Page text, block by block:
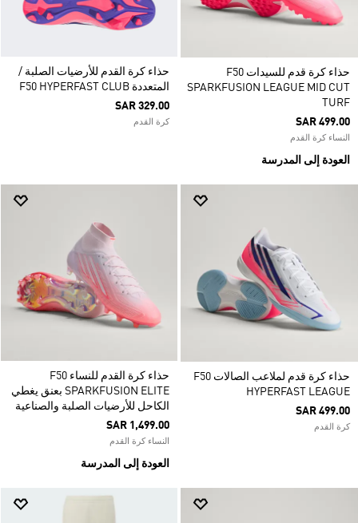
حذاء كرة قدم للسيدات F50
SPARKFUSION LEAGUE MID CUT
TURF
SAR 499.00
النساء كرة القدم
العودة إلى المدرسة
حذاء كرة القدم للأرضيات الصلبة /
المتعددة F50 HYPERFAST CLUB
SAR 329.00
كرة القدم
حذاء كرة قدم لملاعب الصالات F50
HYPERFAST LEAGUE
SAR 499.00
كرة القدم
حذاء كرة القدم للنساء F50
SPARKFUSION ELITE بعنق يغطي
الكاحل للأرضيات الصلبة والصناعية
SAR 1,499.00
النساء كرة القدم
العودة إلى المدرسة